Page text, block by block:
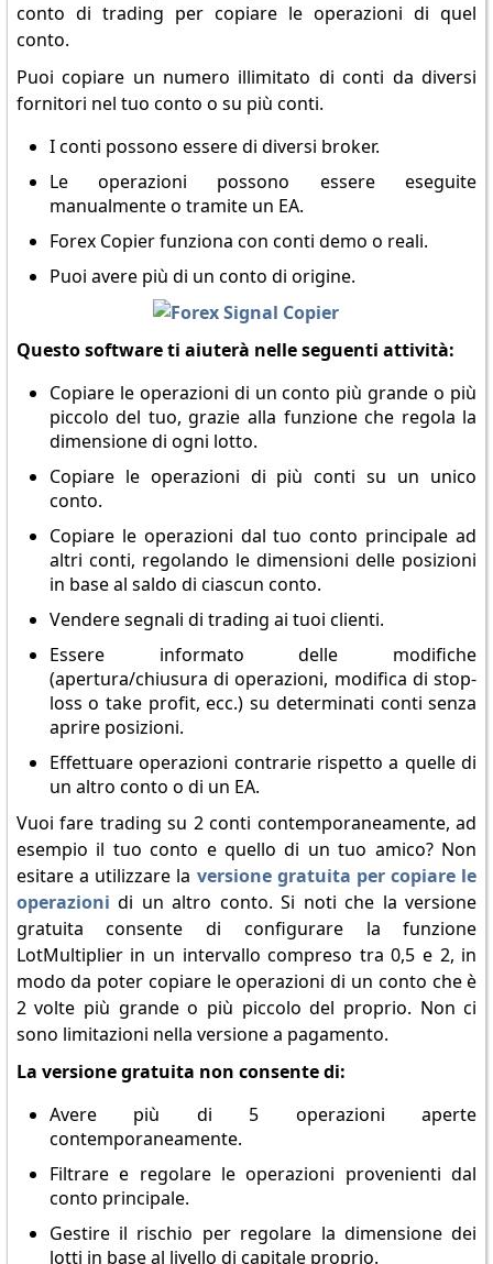
conto di trading per copiare le operazioni di quel
conto.
Puoi copiare un numero illimitato di conti da diversi
fornitori nel tuo conto o su più conti.
I conti possono essere di diversi broker.
Le operazioni possono essere eseguite
manualmente o tramite un EA.
Forex Copier funziona con conti demo o reali.
Puoi avere più di un conto di origine.
Questo software ti aiuterà nelle seguenti attività:
Copiare le operazioni di un conto più grande o più
piccolo del tuo, grazie alla funzione che regola la
dimensione di ogni lotto.
Copiare le operazioni di più conti su un unico
conto.
Copiare le operazioni dal tuo conto principale ad
altri conti, regolando le dimensioni delle posizioni
in base al saldo di ciascun conto.
Vendere segnali di trading ai tuoi clienti.
Essere informato delle modifiche
(apertura/chiusura di operazioni, modifica di stop-
loss o take profit, ecc.) su determinati conti senza
aprire posizioni.
Effettuare operazioni contrarie rispetto a quelle di
un altro conto o di un EA.
Vuoi fare trading su 2 conti contemporaneamente, ad
esempio il tuo conto e quello di un tuo amico? Non
esitare a utilizzare la versione gratuita per copiare le
operazioni di un altro conto. Si noti che la versione
gratuita consente di configurare la funzione
LotMultiplier in un intervallo compreso tra 0,5 e 2, in
modo da poter copiare le operazioni di un conto che è
2 volte più grande o più piccolo del proprio. Non ci
sono limitazioni nella versione a pagamento.
La versione gratuita non consente di:
Avere più di 5 operazioni aperte
contemporaneamente.
Filtrare e regolare le operazioni provenienti dal
conto principale.
Gestire il rischio per regolare la dimensione dei
lotti in base al livello di capitale proprio.